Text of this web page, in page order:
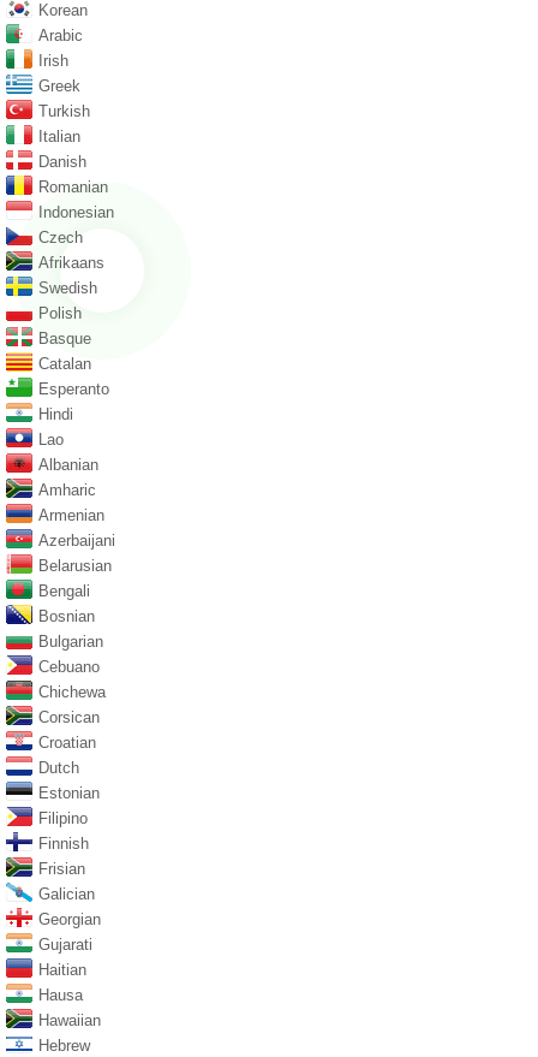
Korean
Arabic
Irish
Greek
Turkish
Italian
Danish
Romanian
Indonesian
Czech
Afrikaans
Swedish
Polish
Basque
Catalan
Esperanto
Hindi
Lao
Albanian
Amharic
Armenian
Azerbaijani
Belarusian
Bengali
Bosnian
Bulgarian
Cebuano
Chichewa
Corsican
Croatian
Dutch
Estonian
Filipino
Finnish
Frisian
Galician
Georgian
Gujarati
Haitian
Hausa
Hawaiian
Hebrew